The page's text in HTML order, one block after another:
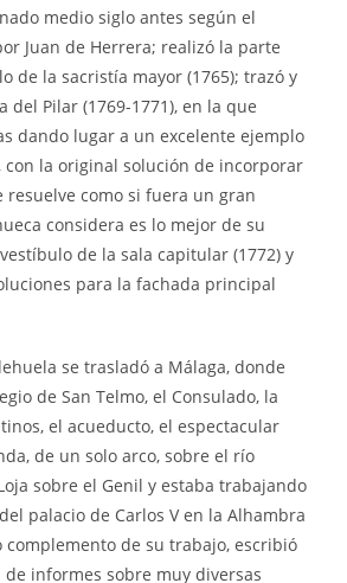
medio siglo antes según el
Juan de Herrera; realizó la parte
de la sacristía mayor (1765); trazó y
del Pilar (1769-1771), en la que
dando lugar a un excelente ejemplo
la original solución de incorporar
resuelve como si fuera un gran
considera es lo mejor de su
de la sala capitular (1772) y
para la fachada principal
se trasladó a Málaga, donde
de San Telmo, el Consulado, la
el acueducto, el espectacular
de un solo arco, sobre el río
sobre el Genil y estaba trabajando
palacio de Carlos V en la Alhambra
complemento de su trabajo, escribió
informes sobre muy diversas